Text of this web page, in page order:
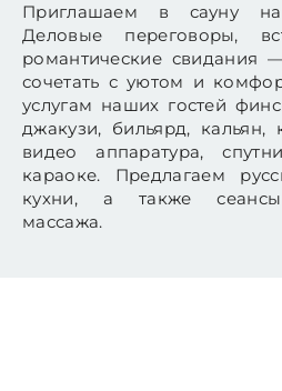
Приглашаем в сауну
Деловые переговоры,
романтические свидания
сочетать с уютом и
услугам наших гостей
джакузи, бильярд, кальян,
видео аппаратура,
караоке. Предлагаем
кухни, а также сеансы
массажа.